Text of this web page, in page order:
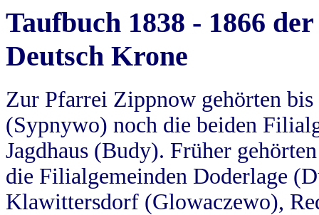
Taufbuch 1838 - 1866
Deutsch Krone
Zur Pfarrei Zippnow gehörten
(Sypnywo) noch die beiden
Jagdhaus (Budy). Früher
die Filialgemeinden Doderlage
Klawittersdorf (Glowaczewo),